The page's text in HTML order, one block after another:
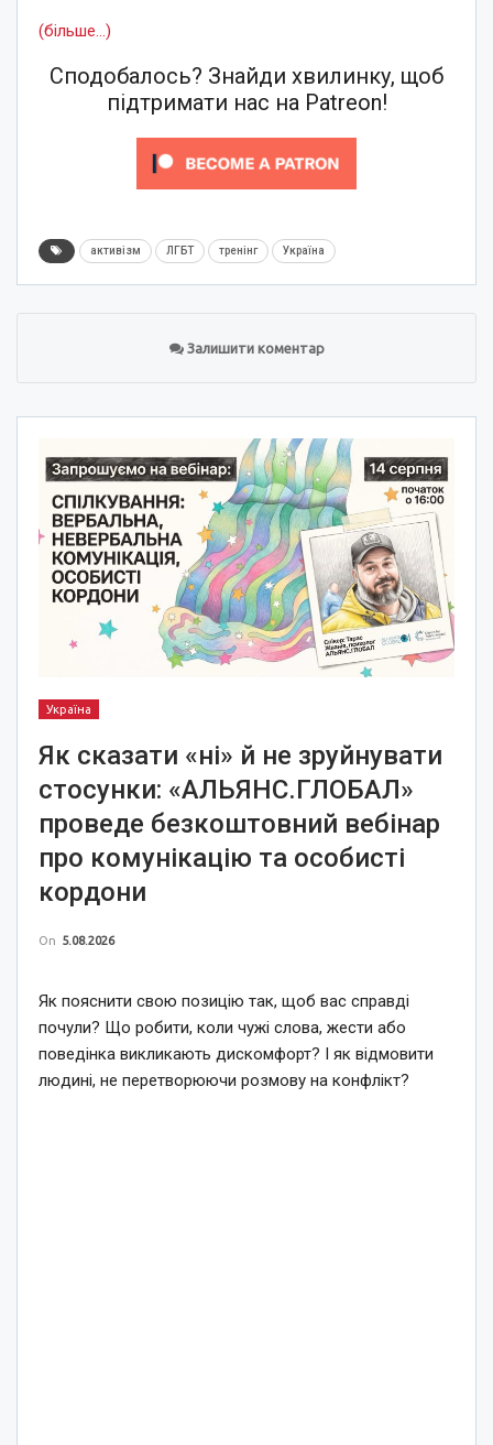
(більше…)
Сподобалось? Знайди хвилинку, щоб
підтримати нас на Patreon!
активізм ЛГБТ тренінг Україна
Залишити коментар
Україна
Як сказати «ні» й не зруйнувати
стосунки: «АЛЬЯНС.ГЛОБАЛ»
проведе безкоштовний вебінар
про комунікацію та особисті
кордони
On 5.08.2026
Як пояснити свою позицію так, щоб вас справді
почули? Що робити, коли чужі слова, жести або
поведінка викликають дискомфорт? І як відмовити
людині, не перетворюючи розмову на конфлікт?